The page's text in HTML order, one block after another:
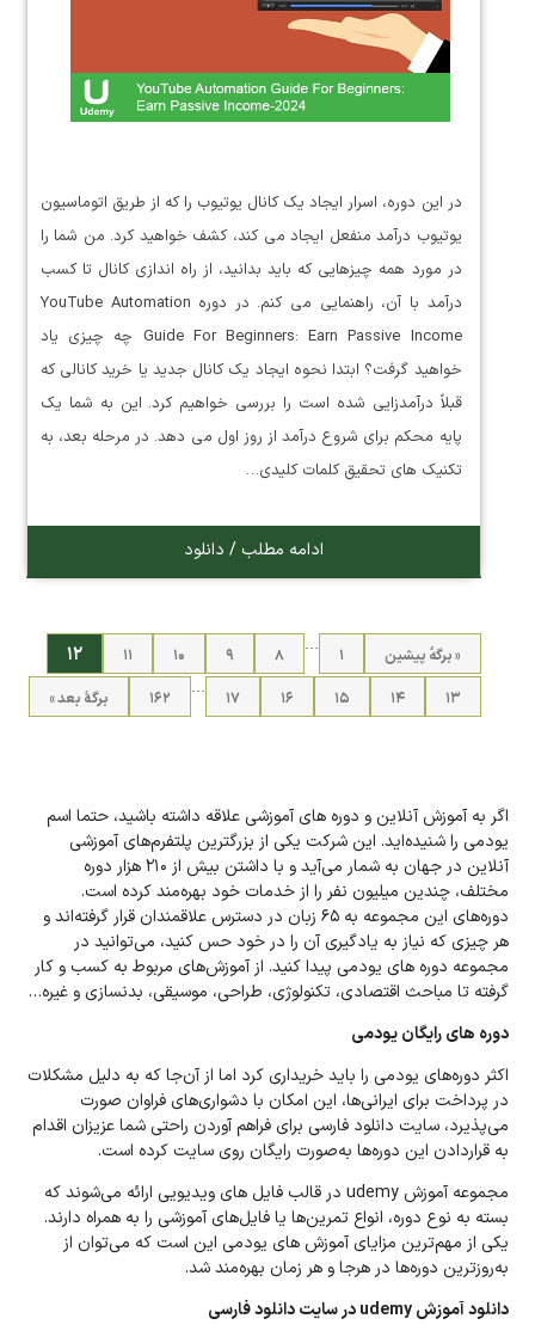
در این دوره، اسرار ایجاد یک کانال یوتیوب را که از طریق اتوماسیون
یوتیوب درآمد منفعل ایجاد می کند، کشف خواهید کرد. من شما را
در مورد همه چیزهایی که باید بدانید، از راه اندازی کانال تا کسب
درآمد با آن، راهنمایی می کنم. در دوره YouTube Automation
Guide For Beginners: Earn Passive Income چه چیزی یاد
خواهید گرفت؟ ابتدا نحوه ایجاد یک کانال جدید یا خرید کانالی که
قبلاً درآمدزایی شده است را بررسی خواهیم کرد. این به شما یک
پایه محکم برای شروع درآمد از روز اول می دهد. در مرحله بعد، به
تکنیک های تحقیق کلمات کلیدی…
ادامه مطلب / دانلود
« برگه‌ٔ پیشین ۱ ۸ ۹ ۱۰ ۱۱ ۱۲
۱۳ ۱۴ ۱۵ ۱۶ ۱۷ ۱۶۲ برگهٔ بعد »
اگر به آموزش آنلاین و دوره های آموزشی علاقه داشته باشید، حتما اسم
یودمی را شنیده‌اید. این شرکت یکی از بزرگترین پلتفرم‌های آموزشی
آنلاین در جهان به شمار می‌آید و با داشتن بیش از ۲۱۰ هزار دوره
مختلف، چندین میلیون نفر را از خدمات خود بهره‌مند کرده است.
دوره‌های این مجموعه به ۶۵ زبان در دسترس علاقمندان قرار گرفته‌اند و
هر چیزی که نیاز به یادگیری آن را در خود حس کنید، می‌توانید در
مجموعه دوره های یودمی پیدا کنید. از آموزش‌های مربوط به کسب و کار
گرفته تا مباحث اقتصادی، تکنولوژی، طراحی، موسیقی، بدنسازی و غیره…
دوره های رایگان یودمی
اکثر دوره‌های یودمی را باید خریداری کرد اما از آن‌جا که به دلیل مشکلات
در پرداخت برای ایرانی‌ها، این امکان با دشواری‌های فراوان صورت
می‌پذیرد، سایت دانلود فارسی برای فراهم آوردن راحتی شما عزیزان اقدام
به قراردادن این دوره‌ها به‌صورت رایگان روی سایت کرده است.
مجموعه آموزش udemy در قالب فایل های ویدیویی ارائه می‌شوند که
بسته به نوع دوره، انواع تمرین‌ها یا فایل‌های آموزشی را به همراه دارند.
یکی از مهم‌ترین مزایای آموزش های یودمی این است که می‌توان از
به‌روزترین دوره‌ها در هرجا و هر زمان بهره‌مند شد.
دانلود آموزشudemyدر سایت دانلود فارسی